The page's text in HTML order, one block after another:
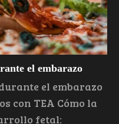
el embarazo
el embarazo
con TEA Cómo la
fetal: